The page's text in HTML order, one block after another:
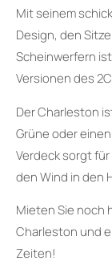
Mit seinem
Design, den
Scheinwerfern
Versionen des
Der Charleston
Grüne oder
Verdeck sorgt
den Wind in den
Mieten Sie noch
Charleston und
Zeiten!